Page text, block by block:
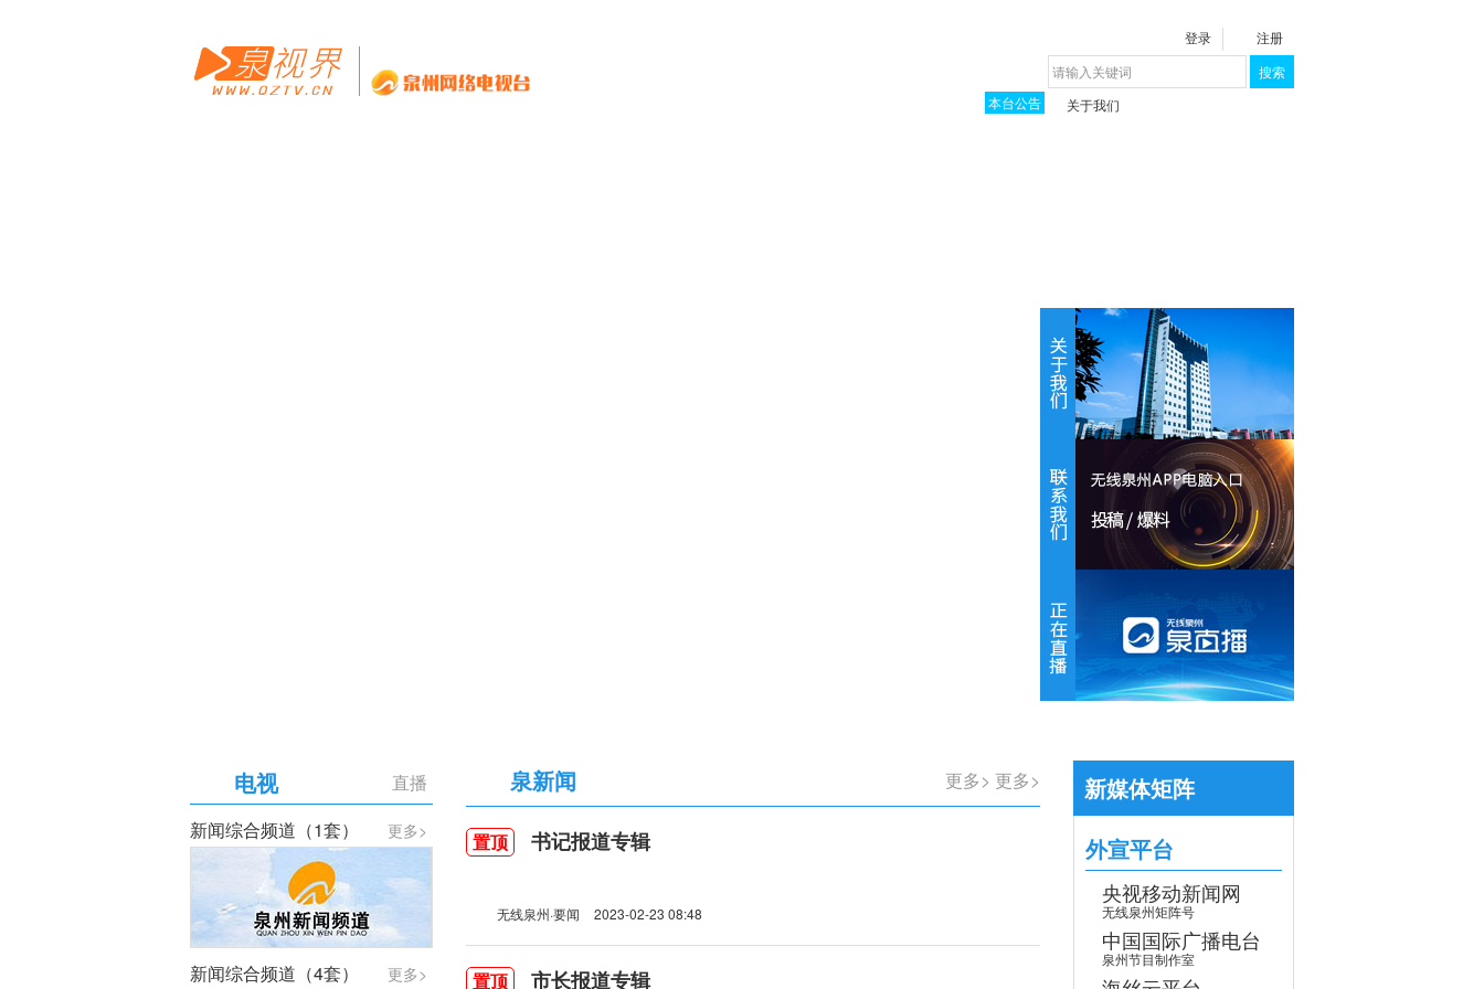
登录
注册
搜索
本台公告
关于我们
【专题】学习贯彻党的二十届四中全会
直播
电视
更多>
新闻综合频道（1套）
更多>
新闻综合频道（4套）
更多> 更多>
泉新闻
置顶 书记报道专辑
无线泉州·要闻 2023-02-23 08:48
置顶 市长报道专辑
新媒体矩阵
外宣平台
央视移动新闻网
无线泉州矩阵号
中国国际广播电台
泉州节目制作室